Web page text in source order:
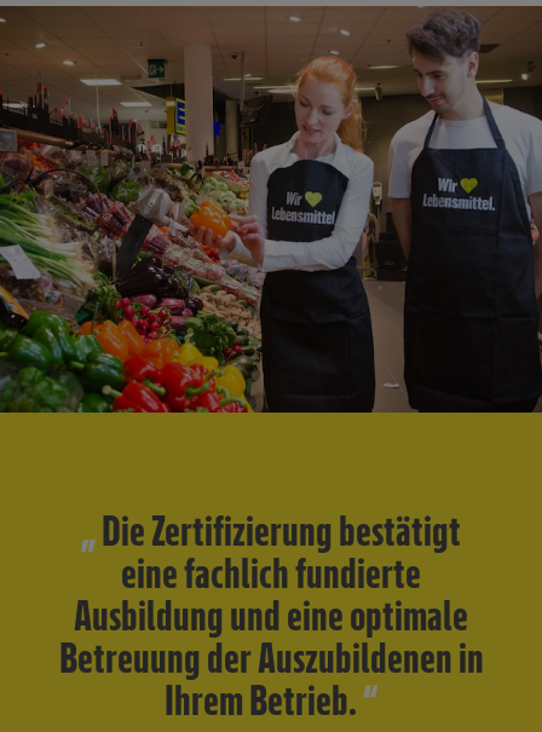
Die Zertifizierung bestätigt
eine fachlich fundierte
Ausbildung und eine optimale
Betreuung der Auszubildenen in
Ihrem Betrieb.